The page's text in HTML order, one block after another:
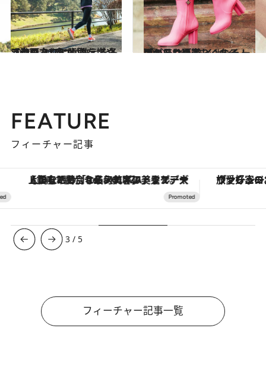
2020.1.30
【動画あり】脂肪を燃やす走り方 プロが教える冬ランのコツ6つ
ライフスタイル 2020.6.29
雨の日は憂鬱？ ルイ・ヴィトンの レインシューズがあれば楽しくなる！
コミック ＆ エッセイ
FEATURE
フィーチャー記事
【銀座で出合う最旬美容】美髪ケアや上質な眠り…セルフケアのアップデートから、特別な名入れギフトまで。大人のための「ReFa GINZA」クルーズ ヴァシュロン・コンスタンタ
3 / 5
フィーチャー記事一覧